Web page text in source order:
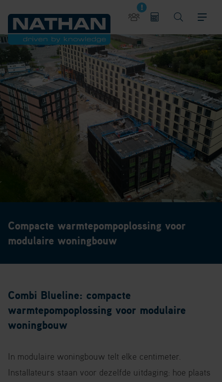
Compacte warmtepompoplossing voor
modulaire woningbouw
Combi Blueline: compacte
warmtepompoplossing voor modulaire
woningbouw
In modulaire woningbouw telt elke centimeter.
Installateurs staan voor dezelfde uitdaging: hoe plaats